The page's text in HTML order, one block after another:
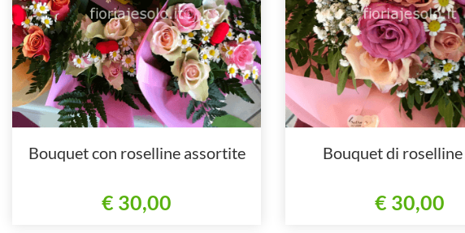
Bouquet con roselline assortite
€ 30,00
Bouquet di
€ 30,00